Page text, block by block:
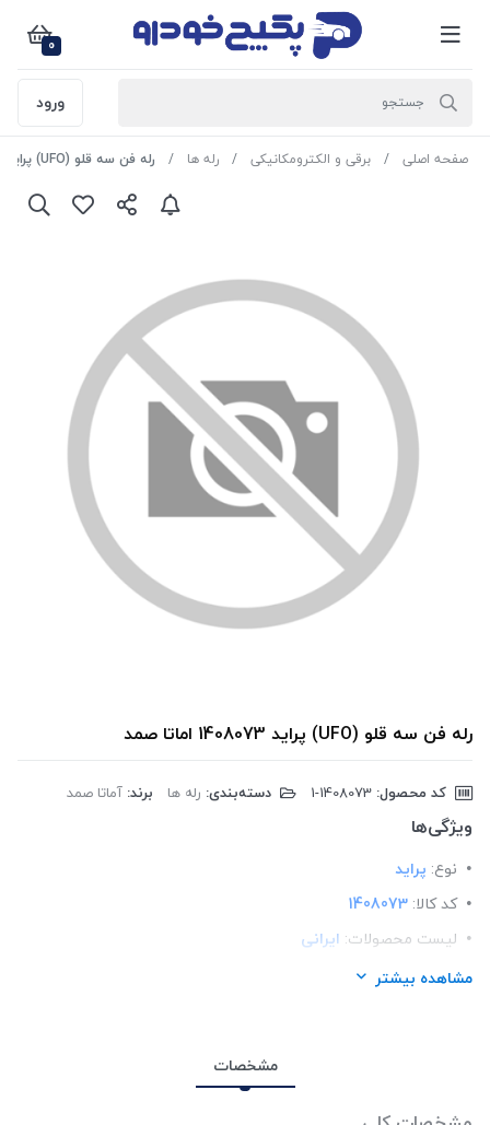
0
ورود
صفحه اصلی برقی و الکترومکانیکی رله ها رله فن سه قلو (UFO) پراید 1408073 اماتا صمد
رله فن سه قلو (UFO) پراید 1408073 اماتا صمد
کد محصول: دسته‌بندی: رله ها برند: آماتا صمد
ویژگی‌ها
نوع: پراید
کد کالا: 1408073
لیست محصولات: ایرانی
برند:اماتا صمد
مشاهده بیشتر
مشخصات